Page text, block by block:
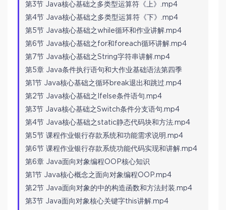
第3节 Java核心基础之多类型运算符《上》.mp4
第4节 Java核心基础之多类型运算符《下》.mp4
第5节 Java核心基础之while循环和作业讲解.mp4
第6节 Java核心基础之for和foreach循环讲解.mp4
第7节 Java核心基础之String字符串讲解.mp4
第5章 Java条件执行语句和大作业基础语法第四季
第1节 Java核心基础之循环break退出和跳过.mp4
第2节 Java核心基础之Ifelse条件语句.mp4
第3节 Java核心基础之Switch条件分支语句.mp4
第4节 Java核心基础之static静态代码块和方法.mp4
第5节 课程作业银行存款系统和功能需求说明.mp4
第6节 课程作业银行存款系统功能代码实现和讲解.mp4
第6章 Java面向对象编程OOP核心知识
第1节 Java核心概念之面向对象编程OOP.mp4
第2节 Java面向对象的中的构造函数和方法封装.mp4
第3节 Java面向对象核心关键字this讲解.mp4